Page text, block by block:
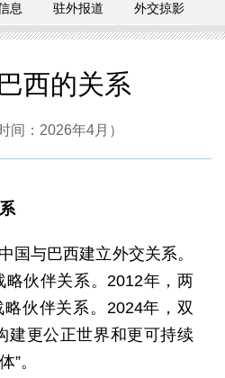
息 驻外报道 外交掠影
西的关系
间：2026年4月）
国与巴西建立外交关系。
略伙伴关系。2012年，两
伙伴关系。2024年，双
建更公正世界和更可持续
”。